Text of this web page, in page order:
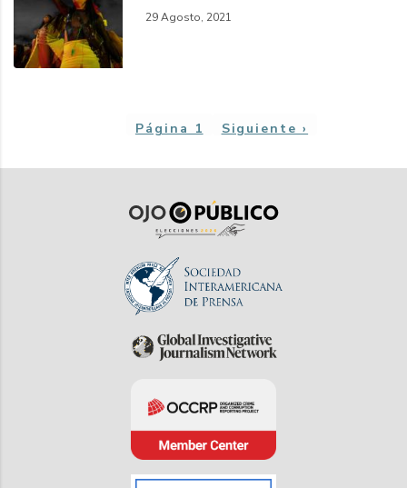
29 Agosto, 2021
Página 1 Siguiente
página
Siguiente ›